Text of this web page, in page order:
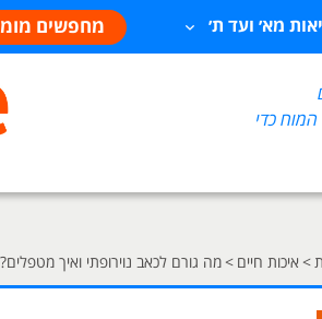
מא׳ ועד ת׳ מחפשים
כדי
> איכות חיים > מה גורם לכאב נוירופתי ואיך מטפלים?